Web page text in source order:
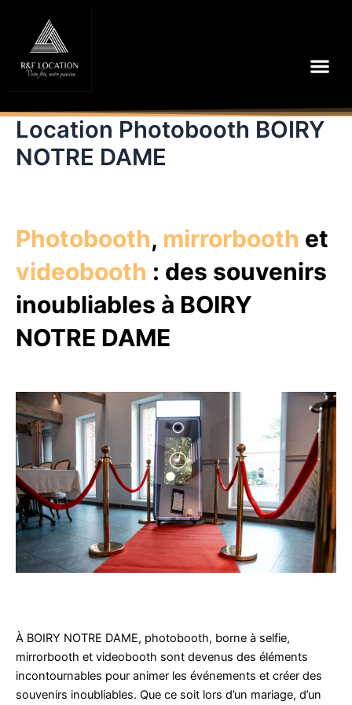
contenu
Location Photobooth BOIRY
NOTRE DAME
Photobooth, mirrorbooth et
videobooth : des souvenirs
inoubliables à BOIRY
NOTRE DAME
À BOIRY NOTRE DAME, photobooth, borne à selfie,
mirrorbooth et videobooth sont devenus des éléments
incontournables pour animer les événements et créer des
souvenirs inoubliables. Que ce soit lors d’un mariage, d’un